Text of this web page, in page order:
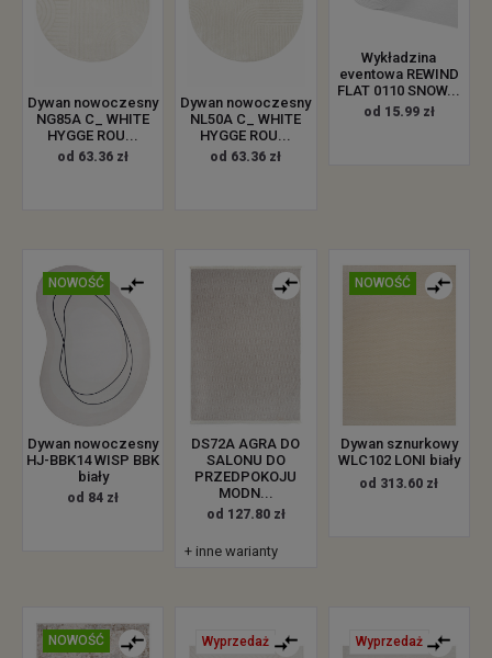
Dywan nowoczesny
NG85A C_ WHITE
HYGGE ROU...
od 63.36 zł
Dywan nowoczesny
NL50A C_ WHITE
HYGGE ROU...
od 63.36 zł
Wykładzina
eventowa REWIND
FLAT 0110 SNOW...
od 15.99 zł
NOWOŚĆ
Dywan nowoczesny
HJ-BBK14 WISP BBK
biały
od 84 zł
DS72A AGRA DO
SALONU DO
PRZEDPOKOJU
MODN...
od 127.80 zł
+ inne warianty
NOWOŚĆ
Dywan sznurkowy
WLC102 LONI biały
od 313.60 zł
NOWOŚĆ Wyprzedaż Wyprzedaż